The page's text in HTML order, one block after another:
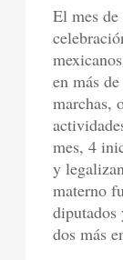
El mes
en más
marchas,
mes, 4
y
materno
diputados
dos más